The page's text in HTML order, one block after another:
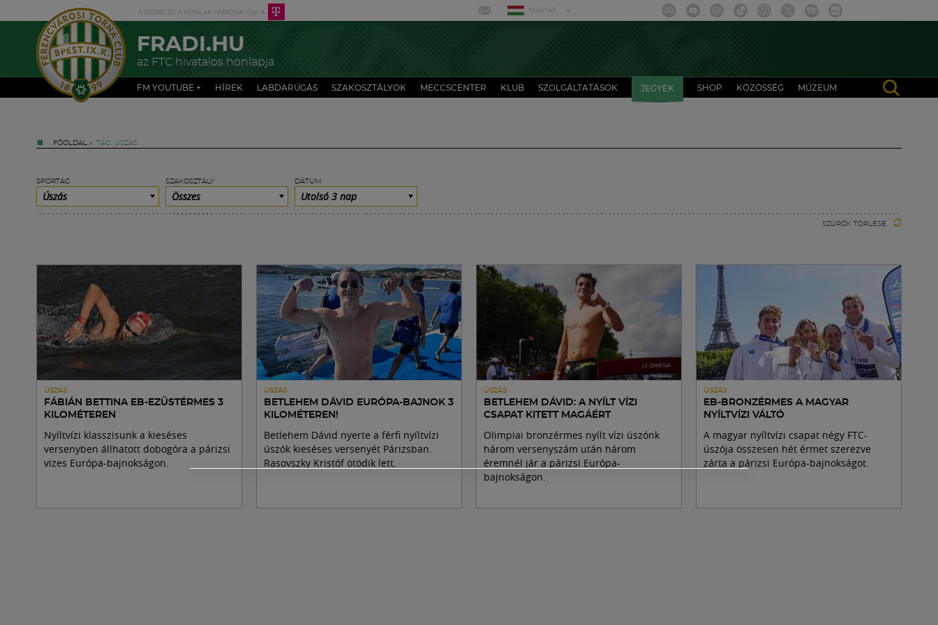
MAGYAR
FRADI.HU
az FTC hivatalos honlapja
FM YOUTUBE + HÍREK LABDARÚGÁS SZAKOSZTÁLYOK MECCSCENTER KLUB SZOLGÁLTATÁSOK JEGYEK SHOP KÖZÖSSÉG MÚZEUM
FŐOLDAL » TAG: ÚSZÁS
SPORTÁG
Úszás
SZAKOSZTÁLY
Összes
DÁTUM
Utolsó 3 nap
SZŰRŐK TÖRLÉSE
ÚSZÁS
FÁBIÁN BETTINA EB-EZÜSTÉRMES 3
KILOMÉTEREN
Nyíltvízi klasszisunk a kieséses
versenyben állhatott dobogóra a párizsi
vizes Európa-bajnokságon.
ÚSZÁS
BETLEHEM DÁVID EURÓPA-BAJNOK 3
KILOMÉTEREN!
Betlehem Dávid nyerte a férfi nyíltvízi
úszók kieséses versenyét Párizsban.
Rasovszky Kristóf ötödik lett.
ÚSZÁS
BETLEHEM DÁVID: A NYÍLT VÍZI
CSAPAT KITETT MAGÁÉRT
Olimpiai bronzérmes nyílt vízi úszónk
három versenyszám után három
éremnél jár a párizsi Európa-
bajnokságon.
ÚSZÁS
EB-BRONZÉRMES A MAGYAR
NYÍLTVÍZI VÁLTÓ
A magyar nyíltvízi csapat négy FTC-
úszója összesen hét érmet szerezve
zárta a párizsi Európa-bajnokságot.